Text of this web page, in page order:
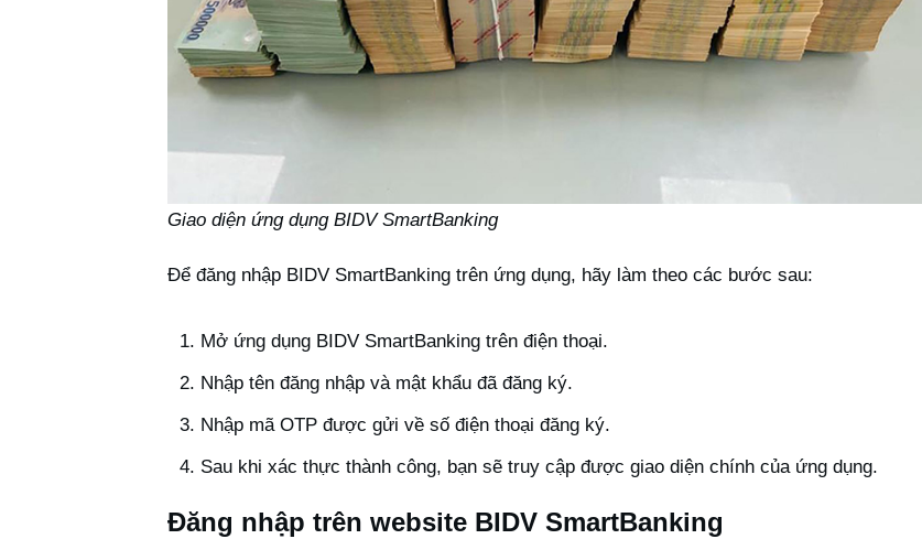
Giao diện ứng dụng BIDV SmartBanking
Để đăng nhập BIDV SmartBanking trên ứng dụng, hãy làm theo các bước sau:
Mở ứng dụng BIDV SmartBanking trên điện thoại.
Nhập tên đăng nhập và mật khẩu đã đăng ký.
Nhập mã OTP được gửi về số điện thoại đăng ký.
Sau khi xác thực thành công, bạn sẽ truy cập được giao diện chính của ứng dụng.
Đăng nhập trên website BIDV SmartBanking